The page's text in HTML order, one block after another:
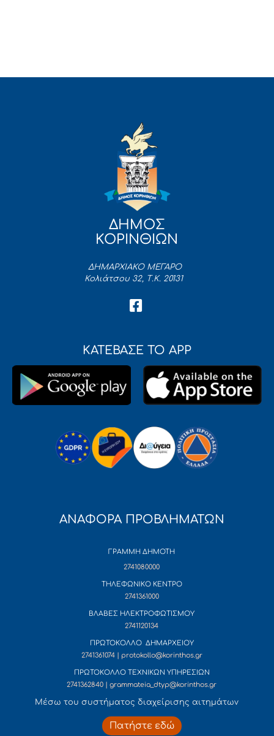
ΔΗΜΟΣ
ΚΟΡΙΝΘΙΩΝ
ΔΗΜΑΡΧΙΑΚΟ ΜΕΓΑΡΟ
Κολιάτσου 32, Τ.Κ. 20131
ΚΑΤΕΒΑΣΕ ΤΟ APP
ΑΝΑΦΟΡΑ ΠΡΟΒΛΗΜΑΤΩΝ
ΓΡΑΜΜΗ ΔΗΜΟΤΗ
2741080000
ΤΗΛΕΦΩΝΙΚΟ ΚΕΝΤΡΟ
2741361000
ΒΛΑΒΕΣ ΗΛΕΚΤΡΟΦΩΤΙΣΜΟΥ
2741120134
ΠΡΩΤΟΚΟΛΛΟ ΔΗΜΑΡΧΕΙΟΥ
2741361074 | protokollo@korinthos.gr
ΠΡΩΤΟΚΟΛΛΟ ΤΕΧΝΙΚΩΝ ΥΠΗΡΕΣΙΩΝ
2741362840 | grammateia_dtyp@korinthos.gr
Mέσω του συστήματος διαχείρισης αιτημάτων
Πατήστε εδώ